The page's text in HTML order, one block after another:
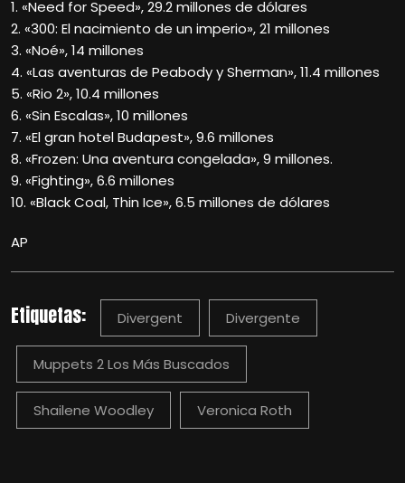
1. «Need for Speed», 29.2 millones de dólares
2. «300: El nacimiento de un imperio», 21 millones
3. «Noé», 14 millones
4. «Las aventuras de Peabody y Sherman», 11.4 millones
5. «Rio 2», 10.4 millones
6. «Sin Escalas», 10 millones
7. «El gran hotel Budapest», 9.6 millones
8. «Frozen: Una aventura congelada», 9 millones.
9. «Fighting», 6.6 millones
10. «Black Coal, Thin Ice», 6.5 millones de dólares
AP
Etiquetas: Divergent Divergente
Muppets 2 Los Más Buscados
Shailene Woodley Veronica Roth